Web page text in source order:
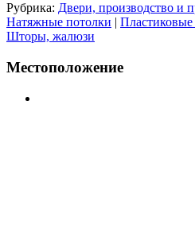
Рубрика: Двери, производство и
Натяжные потолки | Пластиковые
Шторы, жалюзи
Местоположение